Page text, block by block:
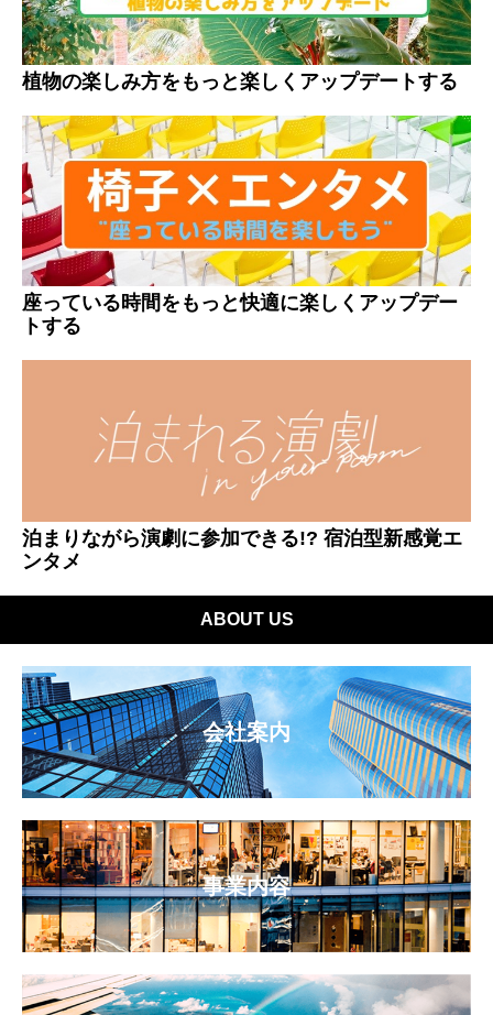
植物の楽しみ方をもっと楽しくアップデートする
座っている時間をもっと快適に楽しくアップデー
トする
泊まりながら演劇に参加できる!? 宿泊型新感覚エ
ンタメ
ABOUT US
会社案内
事業内容